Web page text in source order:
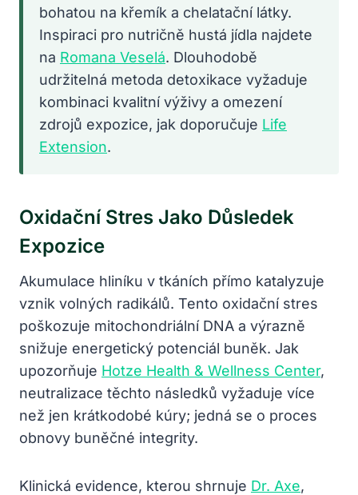
bohatou na křemík a chelatační látky.
Inspiraci pro nutričně hustá jídla najdete
na Romana Veselá. Dlouhodobě
udržitelná metoda detoxikace vyžaduje
kombinaci kvalitní výživy a omezení
zdrojů expozice, jak doporučuje Life
Extension.
Oxidační Stres Jako Důsledek
Expozice
Akumulace hliníku v tkáních přímo katalyzuje
vznik volných radikálů. Tento oxidační stres
poškozuje mitochondriální DNA a výrazně
snižuje energetický potenciál buněk. Jak
upozorňuje Hotze Health & Wellness Center,
neutralizace těchto následků vyžaduje více
než jen krátkodobé kúry; jedná se o proces
obnovy buněčné integrity.
Klinická evidence, kterou shrnuje Dr. Axe,